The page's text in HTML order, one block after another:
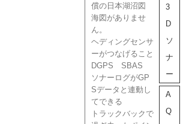
償の日本湖沼図
海図がありませ
ん。
ヘディングセンサ
ーがつなげること
DGPS SBAS
ソナーログがGP
Sデータと連動し
てできる
トラックバックで
3
D
ソ
ナ
ー
A
Q